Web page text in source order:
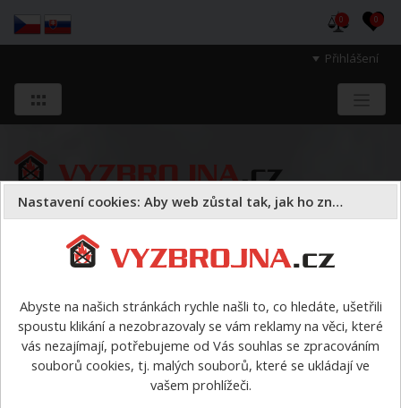
Přihlášení
0 0
a majetek druhých.
> výrobci > Pavliš a Hartmann
Nastavení cookies: Aby web zůstal tak, jak ho znáte
Abyste na našich stránkách rychle našli to, co hledáte, ušetřili
spoustu klikání a nezobrazovaly se vám reklamy na věci, které
vás nezajímají, potřebujeme od Vás souhlas se zpracováním
souborů cookies, tj. malých souborů, které se ukládají ve
vašem prohlížeči.